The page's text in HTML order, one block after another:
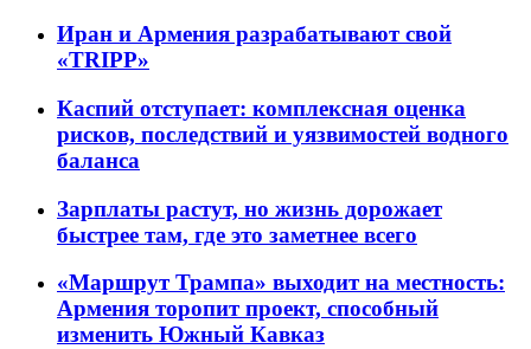
Иран и Армения разрабатывают свой
«TRIPP»
Каспий отступает: комплексная оценка
рисков, последствий и уязвимостей водного
баланса
Зарплаты растут, но жизнь дорожает
быстрее там, где это заметнее всего
«Маршрут Трампа» выходит на местность:
Армения торопит проект, способный
изменить Южный Кавказ